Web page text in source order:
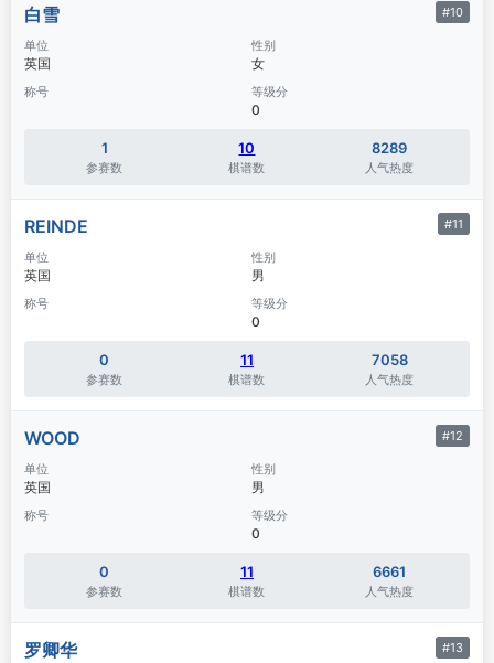
白雪 #10
单位
英国
性别
女
称号 等级分
0
1
参赛数
10
棋谱数
8289
人气热度
REINDE #11
单位
英国
性别
男
称号 等级分
0
0
参赛数
11
棋谱数
7058
人气热度
WOOD #12
单位
英国
性别
男
称号 等级分
0
0
参赛数
11
棋谱数
6661
人气热度
罗卿华 #13